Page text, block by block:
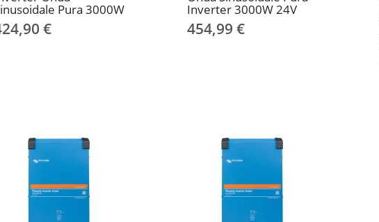
Pura 3000W
€
Inverter 3000W 24V
454,99 €